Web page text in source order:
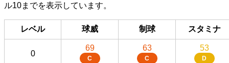
ル10までを表示しています。
レベル 球威 制球 スタミナ
0
69
C
63
C
53
D